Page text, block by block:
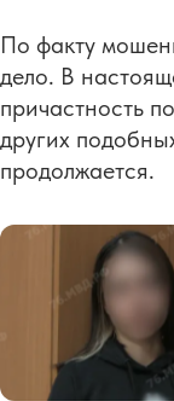
По факту
дело. В
причастность
других
продолжается.